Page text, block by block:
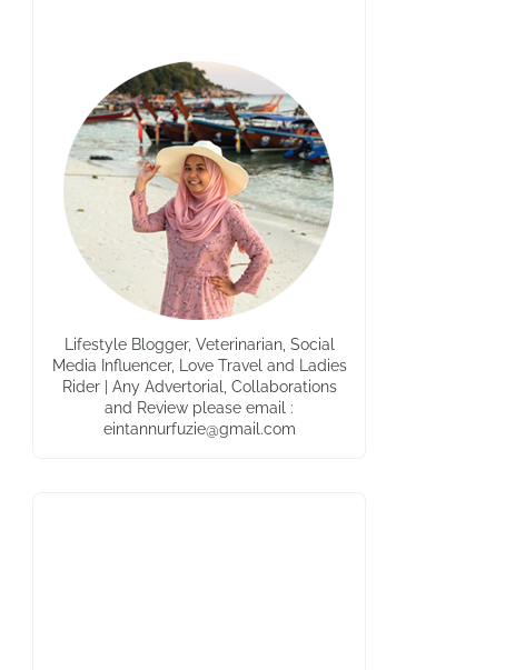
Lifestyle Blogger, Veterinarian, Social
Media Influencer, Love Travel and Ladies
Rider | Any Advertorial, Collaborations
and Review please email :
eintannurfuzie@gmail.com